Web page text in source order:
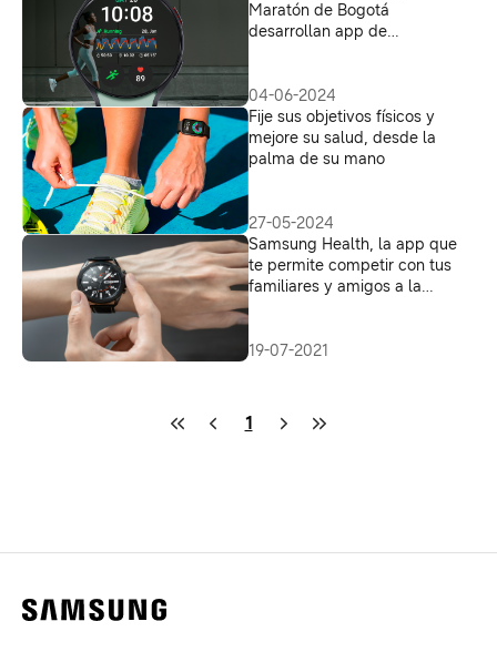
Maratón de Bogotá
desarrollan app de
04-06-2024
Fije sus objetivos físicos y
mejore su salud, desde la
palma de su mano
27-05-2024
Samsung Health, la app que
te permite competir con tus
familiares y amigos a la
19-07-2021
1